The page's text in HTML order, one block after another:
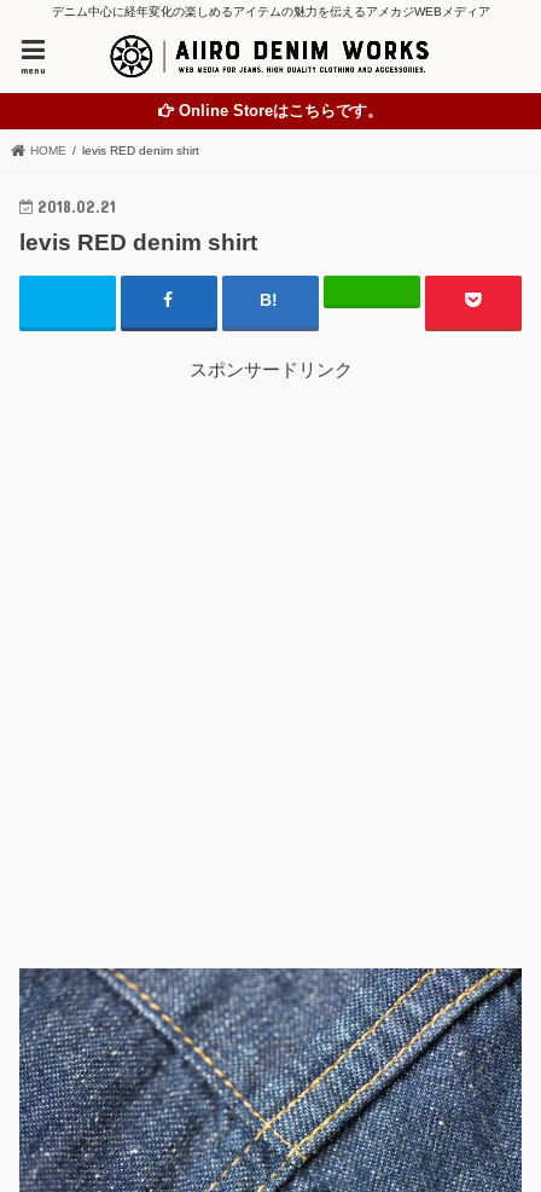
デニム中心に経年変化の楽しめるアイテムの魅力を伝えるアメカジWEBメディア
menu
Online Storeはこちらです。
HOME levis RED denim shirt
2018.02.21
levis RED denim shirt
スポンサードリンク